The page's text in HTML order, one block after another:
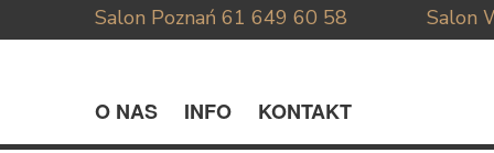
Salon Poznań 61 649 60 58 Salon
O NAS INFO KONTAKT